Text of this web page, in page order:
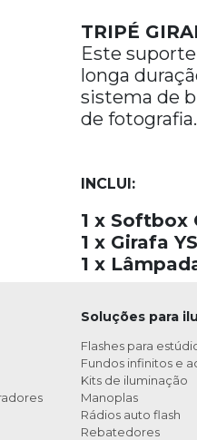
TRIPÉ
Este
longa
sistema de
de fotografia.
INCLUI:
1 x Softbox
1 x Girafa
1 x
Soluções para
Flashes para
Fundos infinitos e
Kits de iluminação
Manoplas
Rádios auto flash
Rebatedores